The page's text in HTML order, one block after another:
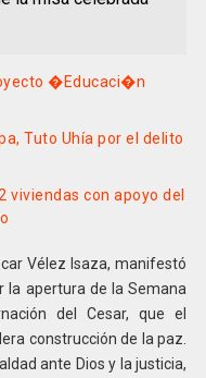
�Educaci�n
Tuto Uhía por el delito
viviendas con apoyo del
Vélez Isaza, manifestó
la apertura de la Semana
del Cesar, que el
construcción de la paz.
ante Dios y la justicia,